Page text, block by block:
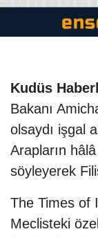
Kudüs
Bakanı
olsaydı işgal
Arapların
söyleyerek
The Times of
Meclisteki